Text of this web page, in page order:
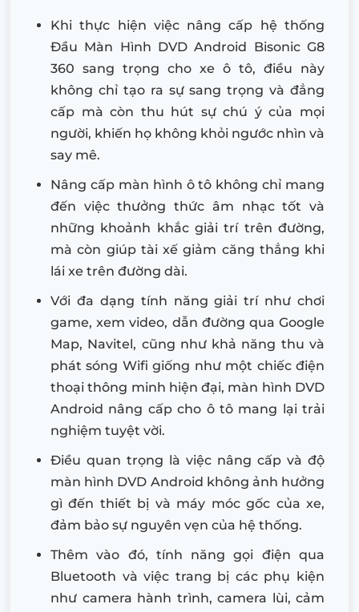
Khi thực hiện việc nâng cấp hệ thống
Đầu Màn Hình DVD Android Bisonic G8
360 sang trọng cho xe ô tô, điều này
không chỉ tạo ra sự sang trọng và đẳng
cấp mà còn thu hút sự chú ý của mọi
người, khiến họ không khỏi ngước nhìn và
say mê.
Nâng cấp màn hình ô tô không chỉ mang
đến việc thưởng thức âm nhạc tốt và
những khoảnh khắc giải trí trên đường,
mà còn giúp tài xế giảm căng thẳng khi
lái xe trên đường dài.
Với đa dạng tính năng giải trí như chơi
game, xem video, dẫn đường qua Google
Map, Navitel, cũng như khả năng thu và
phát sóng Wifi giống như một chiếc điện
thoại thông minh hiện đại, màn hình DVD
Android nâng cấp cho ô tô mang lại trải
nghiệm tuyệt vời.
Điều quan trọng là việc nâng cấp và độ
màn hình DVD Android không ảnh hưởng
gì đến thiết bị và máy móc gốc của xe,
đảm bảo sự nguyên vẹn của hệ thống.
Thêm vào đó, tính năng gọi điện qua
Bluetooth và việc trang bị các phụ kiện
như camera hành trình, camera lùi, cảm